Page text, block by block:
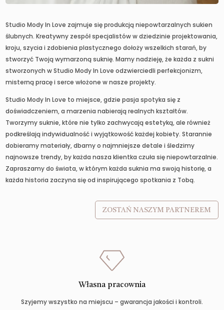
Studio Mody In Love zajmuje się produkcją niepowtarzalnych sukien
ślubnych. Kreatywny zespół specjalistów w dziedzinie projektowania,
kroju, szycia i zdobienia plastycznego dołoży wszelkich starań, by
stworzyć Twoją wymarzoną suknię. Mamy nadzieję, że każda z sukni
stworzonych w Studio Mody In Love odzwierciedli perfekcjonizm,
misterną pracę i serce włożone w nasze projekty.
Studio Mody In Love to miejsce, gdzie pasja spotyka się z
doświadczeniem, a marzenia nabierają realnych kształtów.
Tworzymy suknie, które nie tylko zachwycają estetyką, ale również
podkreślają indywidualność i wyjątkowość każdej kobiety. Starannie
dobieramy materiały, dbamy o najmniejsze detale i śledzimy
najnowsze trendy, by każda nasza klientka czuła się niepowtarzalnie.
Zapraszamy do świata, w którym każda suknia ma swoją historię, a
każda historia zaczyna się od inspirującego spotkania z Tobą.
ZOSTAŃ NASZYM PARTNEREM
Własna pracownia
Szyjemy wszystko na miejscu – gwarancja jakości i kontroli.